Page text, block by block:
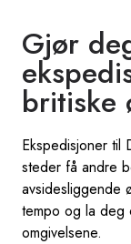
Gjør
britiske
Ekspedisjoner til
steder få andre
avsidesliggende
tempo og la deg
omgivelsene.